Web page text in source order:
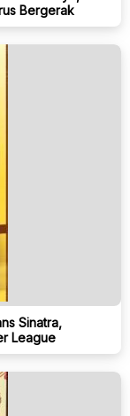
Bergerak
Sinatra,
League